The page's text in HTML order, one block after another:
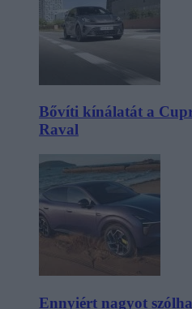
Bővíti kínálatát a
Raval
Ennyiért nagyot